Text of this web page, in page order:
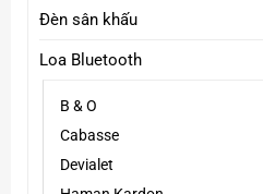
Đèn sân khấu
Loa Bluetooth
B & O
Cabasse
Devialet